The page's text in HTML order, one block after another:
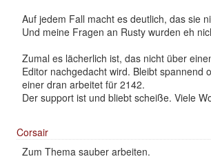
Auf jedem Fall macht es deutlich, das sie
Und meine Fragen an Rusty wurden eh
Zumal es lächerlich ist, das nicht über
Editor nachgedacht wird. Bleibt spannend
einer dran arbeitet für 2142.
Der support ist und bliebt scheiße. Viele
Corsair
Zum Thema sauber arbeiten.